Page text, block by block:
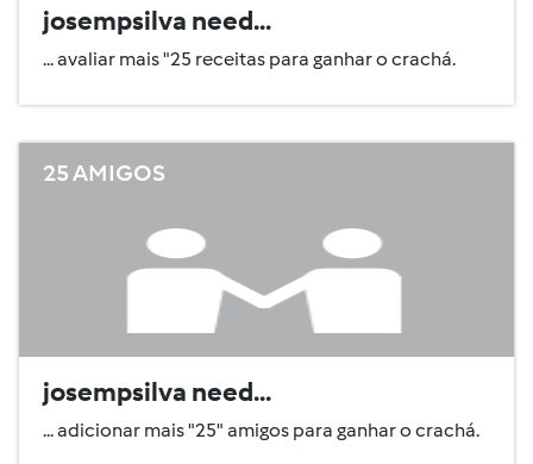
josempsilva need...
... avaliar mais "25 receitas para ganhar o crachá.
25 AMIGOS
josempsilva need...
... adicionar mais "25" amigos para ganhar o crachá.